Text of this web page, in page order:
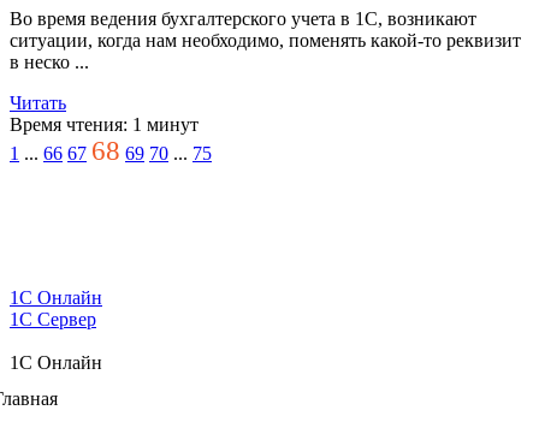
Конвертация 1С
заполнение форм в 1С
константы
Счет с предупреждением
ТТН для Бухгалтерии
excel в 1С
Во время ведения бухгалтерского учета в 1С, возникают
ситуации, когда нам необходимо, поменять какой-то реквизит
в неско ...
Читать
Время чтения: 1 минут
1 ... 66 67 68 69 70 ... 75
1C Онлайн
1С Сервер
1C Онлайн